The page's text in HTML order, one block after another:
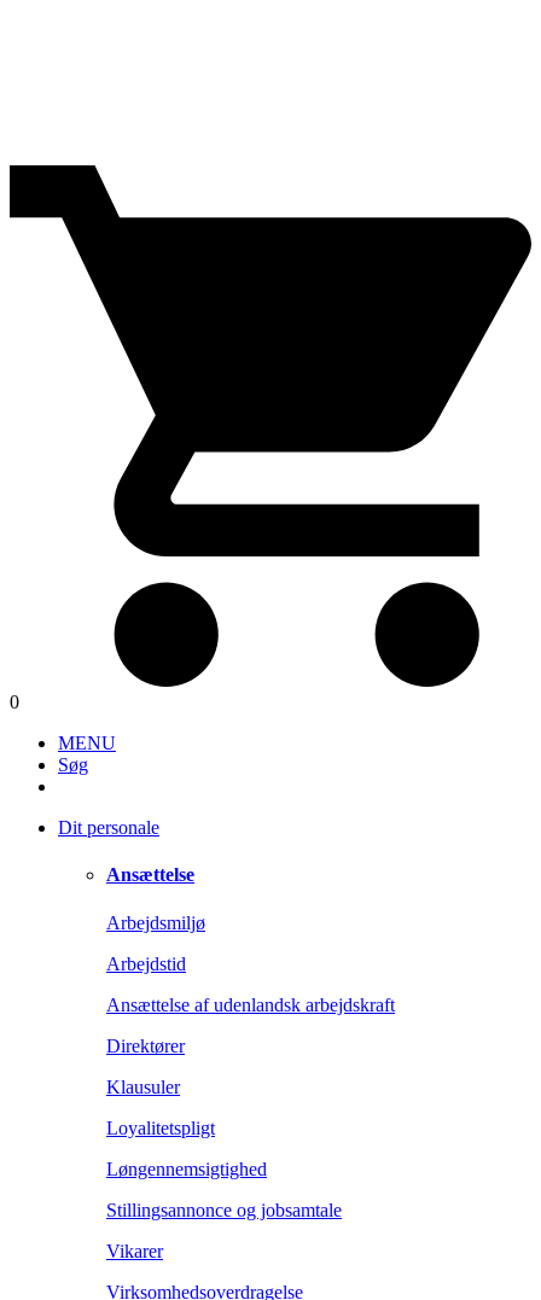
0
MENU
Søg
Dit personale
Ansættelse
Arbejdsmiljø
Arbejdstid
Ansættelse af udenlandsk arbejdskraft
Direktører
Klausuler
Loyalitetspligt
Løngennemsigtighed
Stillingsannonce og jobsamtale
Vikarer
Virksomhedsoverdragelse